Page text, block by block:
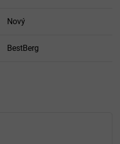
Nový
BestBerg